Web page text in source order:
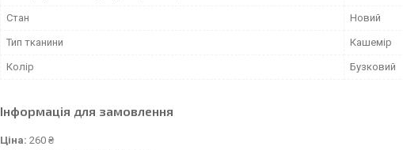
Стан Новий
Тип тканини Кашемір
Колір Бузковий
Інформація для замовлення
Ціна: 260 ₴